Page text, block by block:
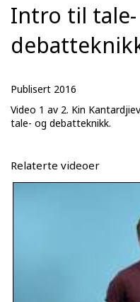
Intro til
Publisert 2016
Video 1 av 2. Kin
tale- og debatteknikk.
Relaterte videoer